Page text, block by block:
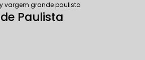
vargem grande paulista
Paulista